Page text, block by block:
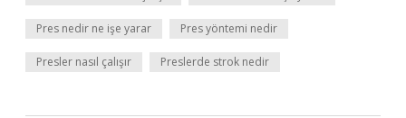
Pres nedir ne işe yarar Pres yöntemi nedir
Presler nasıl çalışır Preslerde strok nedir